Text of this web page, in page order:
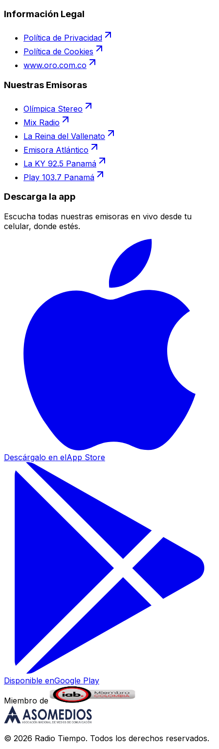
Información Legal
Política de Privacidad
Política de Cookies
www.oro.com.co
Nuestras Emisoras
Olímpica Stereo
Mix Radio
La Reina del Vallenato
Emisora Atlántico
La KY 92.5 Panamá
Play 103.7 Panamá
Descarga la app
Escucha todas nuestras emisoras en vivo desde tu
celular, donde estés.
Descárgalo en elApp Store
Disponible enGoogle Play
Miembro de
© 2026 Radio Tiempo. Todos los derechos reservados.